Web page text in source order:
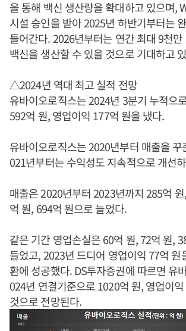
을 통해 백신 생산량을 확대하고 있으며,
시설 승인을 받아 2025년 하반기부터는
들어간다. 2026년부터는 연간 최대 9천
백신을 생산할 수 있을 것으로 기대하고
△2024년 역대 최고 실적 전망
유바이오로직스는 2024년 3분기 누적으
592억 원, 영업이익 177억 원을 냈다.
유바이오로직스는 2020년부터 매출을 꾸
021년부터는 수익성도 지속적으로 개선
매출은 2020년부터 2023년까지 285억
억 원, 694억 원으로 늘었다.
같은 기간 영업손실은 60억 원, 72억 원,
들었고, 2023년 드디어 영업이익 77억 원
환에 성공했다. DS투자증권에 따르면 유
024년 연결기준으로 1020억 원, 영업이
것으로 전망된다.